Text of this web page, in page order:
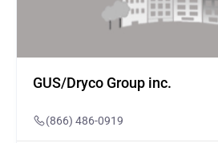
GUS/Dryco Group inc.
(866) 486-0919